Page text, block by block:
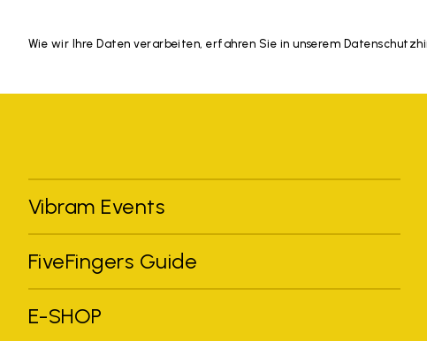
Wie wir Ihre Daten verarbeiten, erfahren Sie in unserem
Vibram Events
FiveFingers Guide
E-SHOP